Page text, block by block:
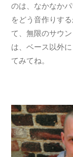
のは、なかなか
をどう音作りす
て、無限のサウ
は、ベース以外
てみてね。